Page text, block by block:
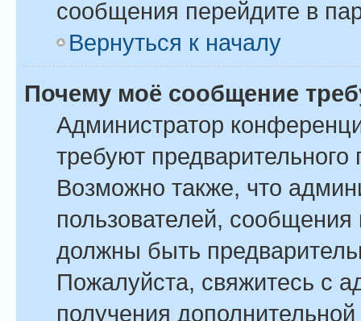
сообщения перейдите в
Вернуться к началу
Почему моё сообщение
Администратор
требуют
Возможно также, что
пользователей,
должны быть
Пожалуйста, свяжитесь с
получения